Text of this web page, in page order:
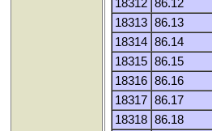
18312 86.12
18313 86.13
18314 86.14
18315 86.15
18316 86.16
18317 86.17
18318 86.18